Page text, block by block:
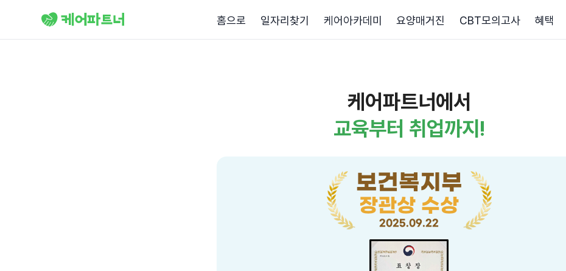
홈으로 일자리찾기 케어아카데미 요양매거진 CBT모의고사 혜택
케어파트너에서
교육부터 취업까지!
보건복지부
장관상 수상
2025.09.22